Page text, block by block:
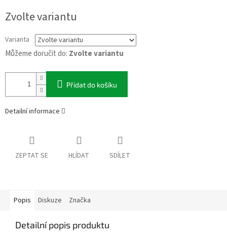
cena:
Zvolte variantu
Varianta
Můžeme doručit do: Zvolte variantu
Přidat do košíku
Detailní informace
ZEPTAT SE HLÍDAT SDÍLET
Popis Diskuze Značka
Detailní popis produktu